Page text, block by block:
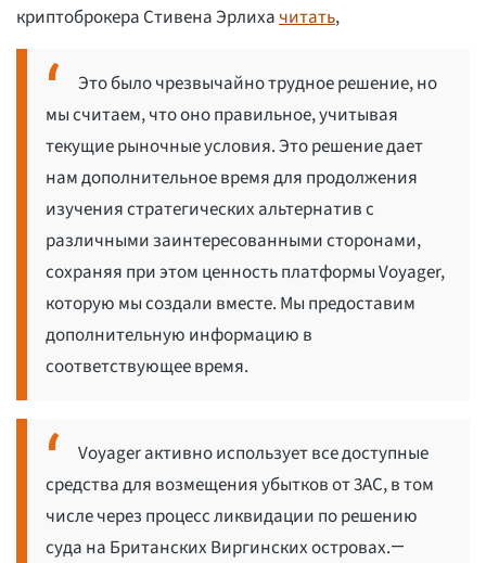
криптоброкера Стивена Эрлихачитать,
Это было чрезвычайно трудное решение, но
мы считаем, что оно правильное, учитывая
текущие рыночные условия. Это решение дает
нам дополнительное время для продолжения
изучения стратегических альтернатив с
различными заинтересованными сторонами,
сохраняя при этом ценность платформы Voyager,
которую мы создали вместе. Мы предоставим
дополнительную информацию в
соответствующее время.
Voyager активно использует все доступные
средства для возмещения убытков от 3AC, в том
числе через процесс ликвидации по решению
суда на Британских Виргинских островах.—